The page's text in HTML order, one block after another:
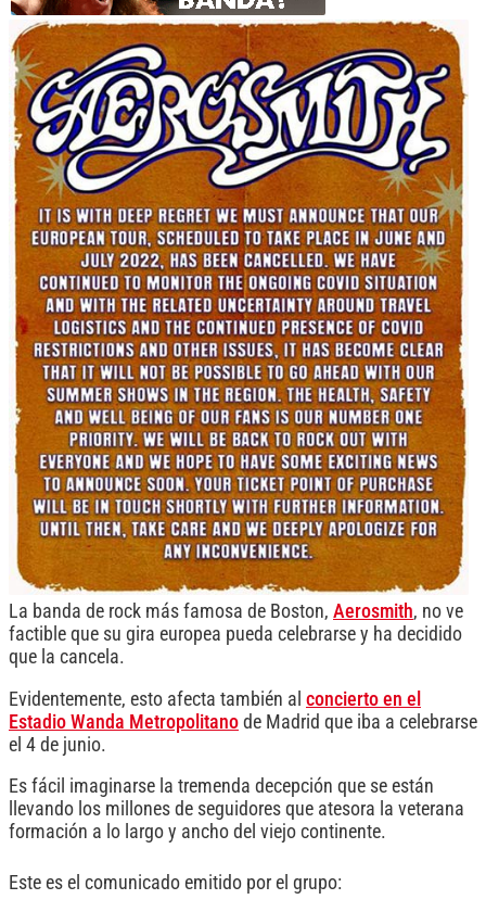
La banda de rock más famosa de Boston, Aerosmith, no ve
factible que su gira europea pueda celebrarse y ha decidido
que la cancela.
Evidentemente, esto afecta también al concierto en el
Estadio Wanda Metropolitano de Madrid que iba a celebrarse
el 4 de junio.
Es fácil imaginarse la tremenda decepción que se están
llevando los millones de seguidores que atesora la veterana
formación a lo largo y ancho del viejo continente.
Este es el comunicado emitido por el grupo: